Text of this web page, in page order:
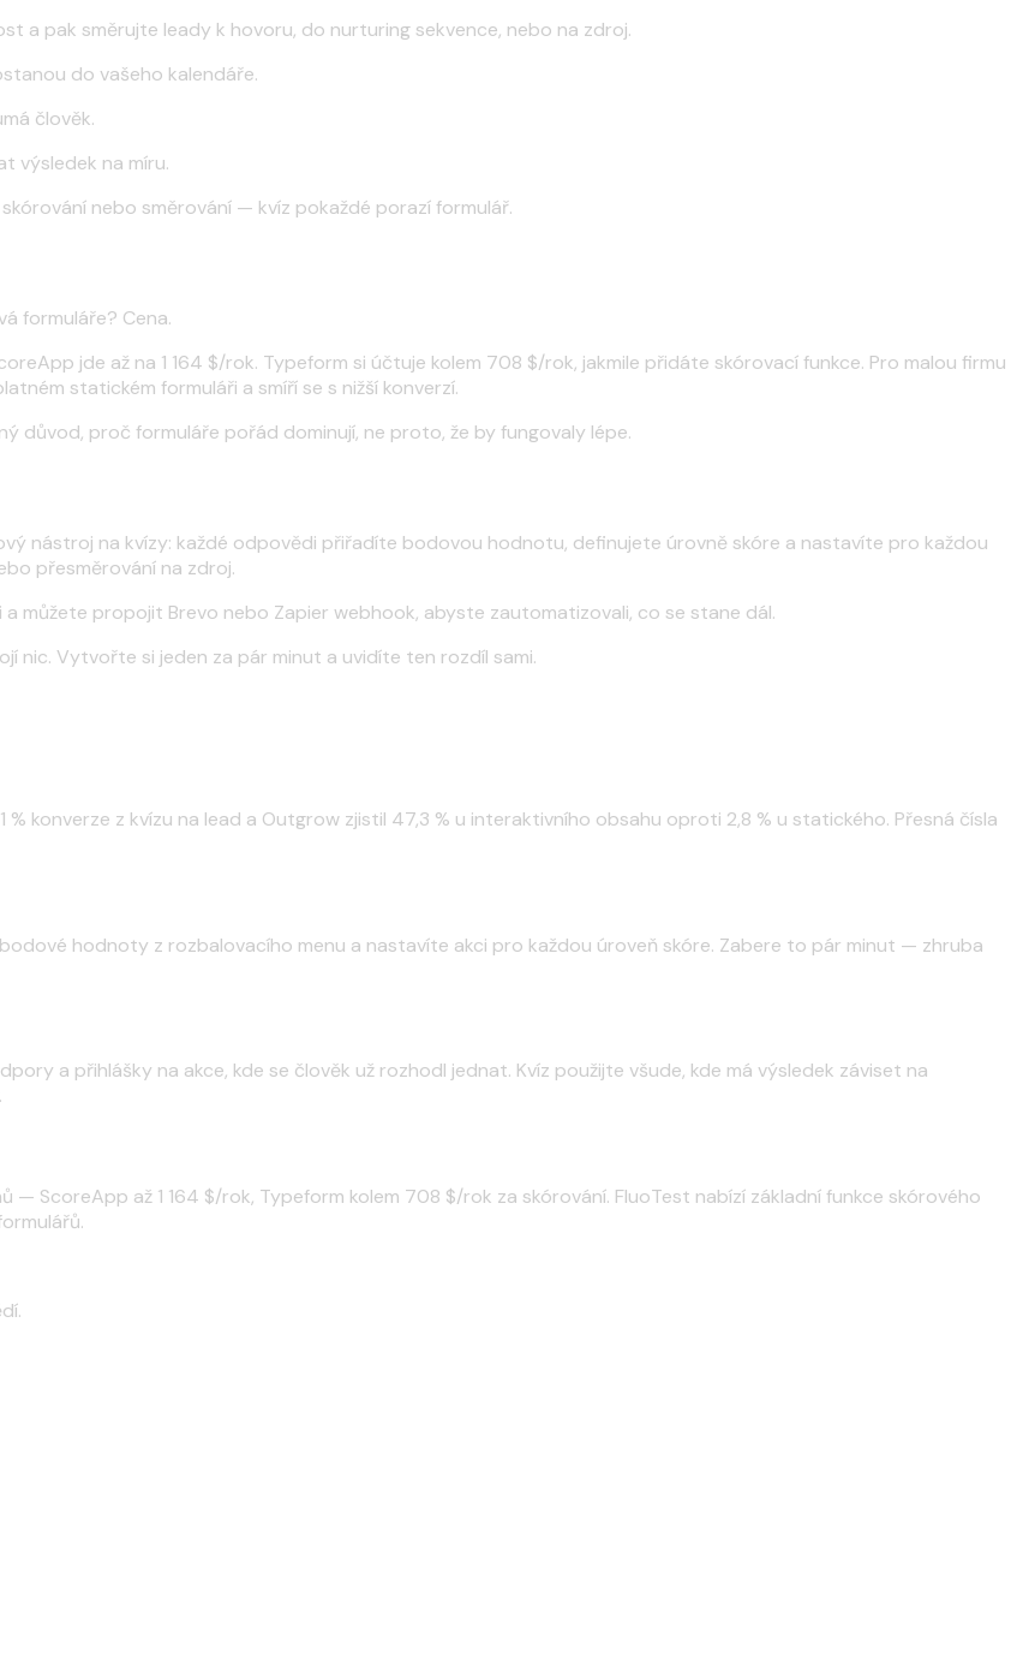
a pak směrujte leady k hovoru, do nurturing sekvence, nebo na zdroj.
do vašeho kalendáře.
člověk.
výsledek na míru.
nebo směrování — kvíz pokaždé porazí formulář.
formuláře? Cena.
jde až na 1 164 $/rok. Typeform si účtuje kolem 708 $/rok, jakmile přidáte skórovací funkce. Pro malou firmu
statickém formuláři a smíří se s nižší konverzí.
důvod, proč formuláře pořád dominují, ne proto, že by fungovaly lépe.
nástroj na kvízy: každé odpovědi přiřadíte bodovou hodnotu, definujete úrovně skóre a nastavíte pro každou
přesměrování na zdroj.
můžete propojit Brevo nebo Zapier webhook, abyste zautomatizovali, co se stane dál.
nic. Vytvořte si jeden za pár minut a uvidíte ten rozdíl sami.
konverze z kvízu na lead a Outgrow zjistil 47,3 % u interaktivního obsahu oproti 2,8 % u statického. Přesná čísla
hodnoty z rozbalovacího menu a nastavíte akci pro každou úroveň skóre. Zabere to pár minut — zhruba
a přihlášky na akce, kde se člověk už rozhodl jednat. Kvíz použijte všude, kde má výsledek záviset na
ScoreApp až 1 164 $/rok, Typeform kolem 708 $/rok za skórování. FluoTest nabízí základní funkce skórového